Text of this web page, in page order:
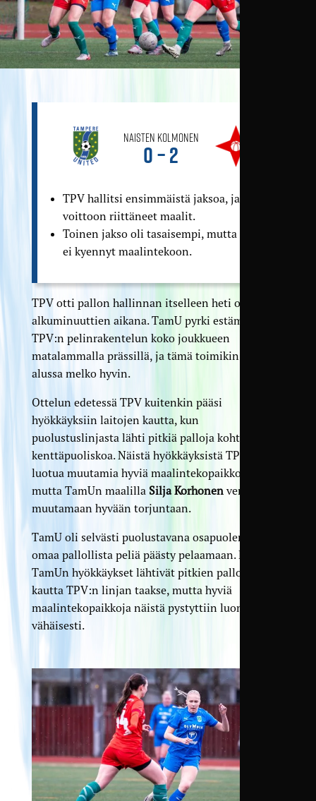
Naisten Kolmonen
0 – 2
TPV hallitsi ensimmäistä jaksoa, ja teki
voittoon riittäneet maalit.
Toinen jakso oli tasaisempi, mutta TamU
ei kyennyt maalintekoon.
TPV otti pallon hallinnan itselleen heti ottelun
alkuminuuttien aikana. TamU pyrki estämään
TPV:n pelinrakentelun koko joukkueen
matalammalla prässillä, ja tämä toimikin pelin
alussa melko hyvin.
Ottelun edetessä TPV kuitenkin pääsi
hyökkäyksiin laitojen kautta, kun
puolustuslinjasta lähti pitkiä palloja kohti TamUn
kenttäpuoliskoa. Näistä hyökkäyksistä TPV saikin
luotua muutamia hyviä maalintekopaikkoja,
mutta TamUn maalilla Silja Korhonenvenyi
muutamaan hyvään torjuntaan.
TamU oli selvästi puolustavana osapuolena, eikä
omaa pallollista peliä päästy pelaamaan. Parhaat
TamUn hyökkäykset lähtivät pitkien pallojen
kautta TPV:n linjan taakse, mutta hyviä
maalintekopaikkoja näistä pystyttiin luomaan
vähäisesti.